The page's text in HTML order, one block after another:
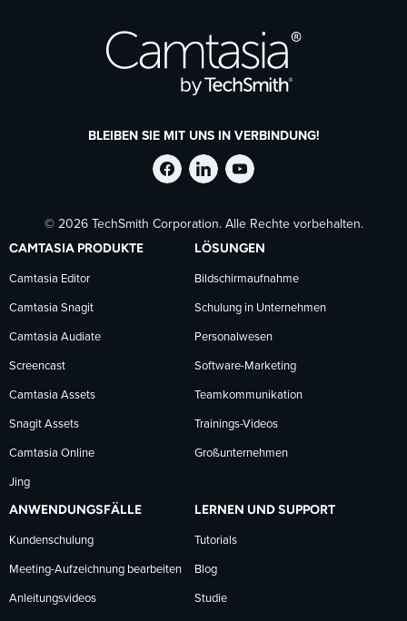
BLEIBEN SIE MIT UNS IN VERBINDUNG!
TechSmith
auf
Facebook
folgen
TechSmith
auf
LinkedIn
folgen
TechSmith
auf
YouTube
folgen
© 2026 TechSmith Corporation. Alle Rechte vorbehalten.
CAMTASIA PRODUKTE
Camtasia Editor
Camtasia Snagit
Camtasia Audiate
Screencast
Camtasia Assets
Snagit Assets
Camtasia Online
Jing
LÖSUNGEN
Bildschirmaufnahme
Schulung in Unternehmen
Personalwesen
Software-Marketing
Teamkommunikation
Trainings-Videos
Großunternehmen
ANWENDUNGSFÄLLE
Kundenschulung
Meeting-Aufzeichnung bearbeiten
Anleitungsvideos
LERNEN UND SUPPORT
Tutorials
Blog
Studie